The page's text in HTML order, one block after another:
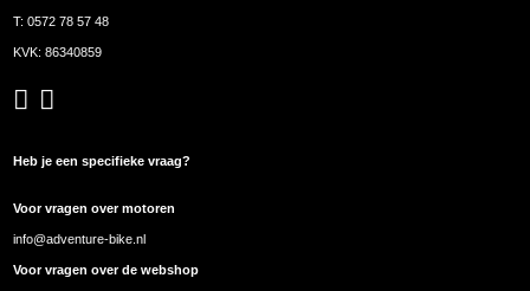
T:0572 78 57 48
KVK: 86340859
Heb je een specifieke vraag?
Voor vragen over motoren
info@adventure-bike.nl
Voor vragen over de webshop